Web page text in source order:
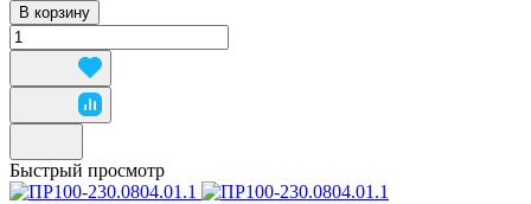
В корзину
Быстрый просмотр